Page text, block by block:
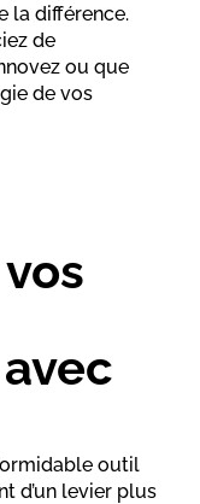
la différence.
de
ou que
de vos
outil
d’un levier plus